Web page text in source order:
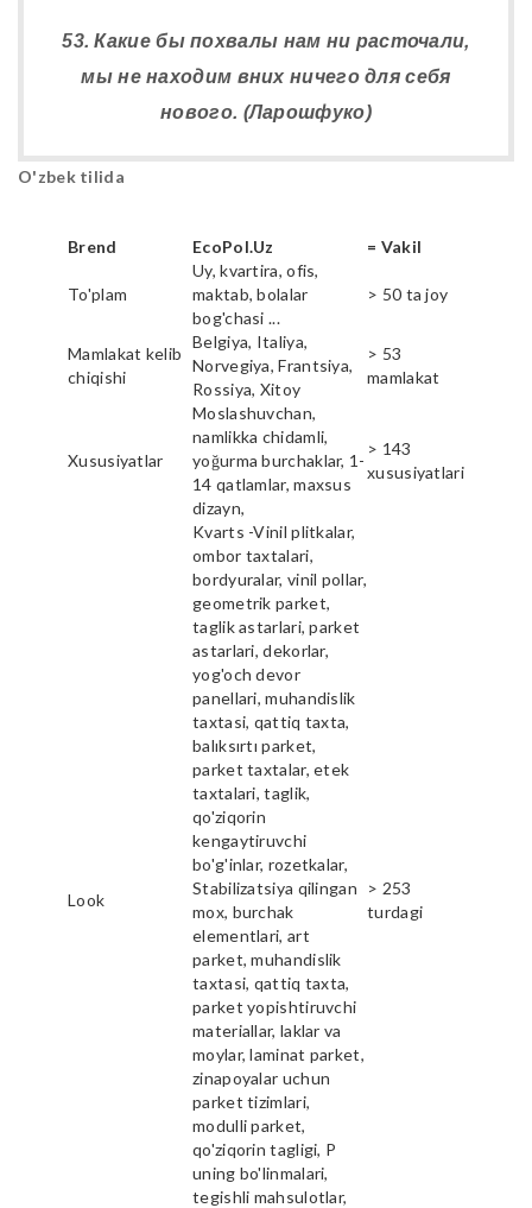
53. Какие бы похвалы нам ни расточали,
мы не находим вних ничего для себя
нового. (Ларошфуко)
O'zbek tilida
Brend EcoPol.Uz = Vakil
To'plam
Uy, kvartira, ofis,
maktab, bolalar
bog'chasi ...
> 50 ta joy
Mamlakat kelib
chiqishi
Belgiya, Italiya,
Norvegiya, Frantsiya,
Rossiya, Xitoy
> 53
mamlakat
Xususiyatlar
Moslashuvchan,
namlikka chidamli,
yoğurma burchaklar, 1-
14 qatlamlar, maxsus
dizayn,
> 143
xususiyatlari
Look
Kvarts -Vinil plitkalar,
ombor taxtalari,
bordyuralar, vinil pollar,
geometrik parket,
taglik astarlari, parket
astarlari, dekorlar,
yog'och devor
panellari, muhandislik
taxtasi, qattiq taxta,
balıksırtı parket,
parket taxtalar, etek
taxtalari, taglik,
qo'ziqorin
kengaytiruvchi
bo'g'inlar, rozetkalar,
Stabilizatsiya qilingan
mox, burchak
elementlari, art
parket, muhandislik
taxtasi, qattiq taxta,
parket yopishtiruvchi
materiallar, laklar va
moylar, laminat parket,
zinapoyalar uchun
parket tizimlari,
modulli parket,
qo'ziqorin tagligi, P
uning bo'linmalari,
tegishli mahsulotlar,
> 253
turdagi